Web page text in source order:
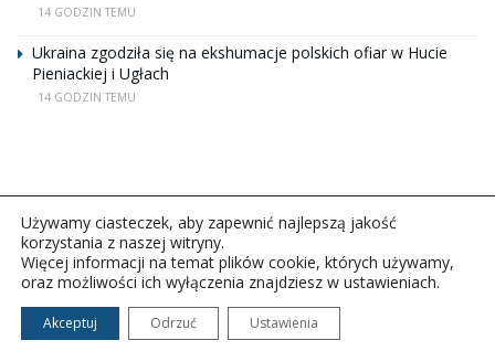
14 GODZIN TEMU
Ukraina zgodziła się na ekshumacje polskich ofiar w Hucie
Pieniackiej i Ugłach
14 GODZIN TEMU
Copyright © 2026Polskie Radio Rzeszów S.A. w likwidacj.
Wszelkie prawa zastrzeżone.
Używamy ciasteczek, aby zapewnić najlepszą jakość
korzystania z naszej witryny.
Więcej informacji na temat plików cookie, których używamy,
oraz możliwości ich wyłączenia znajdziesz w ustawieniach.
Akceptuj Odrzuć Ustawienia